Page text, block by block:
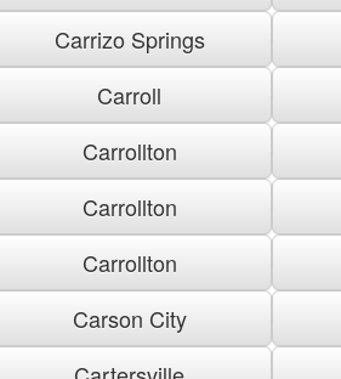
Carrizo Springs
Carroll
Carrollton
Carrollton
Carrollton
Carson City